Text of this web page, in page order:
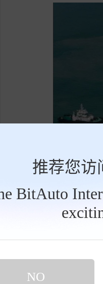
推荐您访
BitAuto
NO
本次出
国际影响力
程值守，实
道，优先